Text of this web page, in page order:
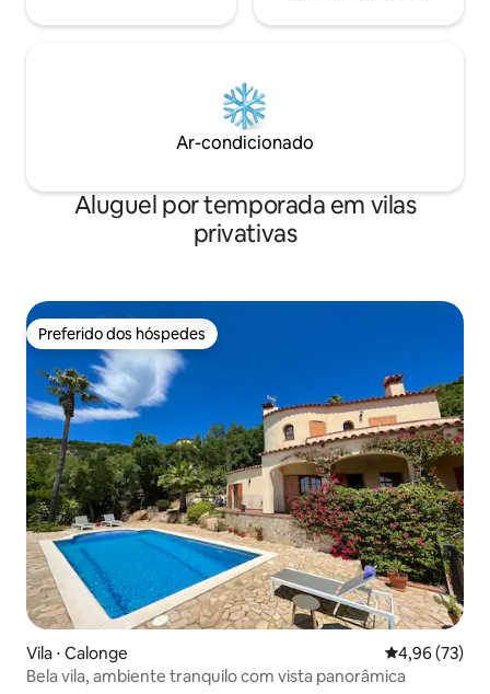
Ar-condicionado
Aluguel por temporada em vilas
privativas
Preferido dos hóspedes
Preferido dos hóspedes
Vila ⋅ Calonge 4,96 de uma
4,96 (73)
Bela vila, ambiente tranquilo com vista panorâmica